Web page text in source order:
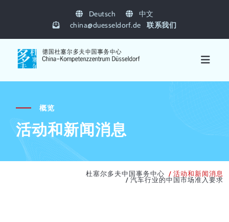
Deutsch
中文
china@duesseldorf.de 联系我们
概览
活动和新闻消息
杜塞尔多夫中国事务中心
活动和新闻消息
汽车行业的中国市场准入要求